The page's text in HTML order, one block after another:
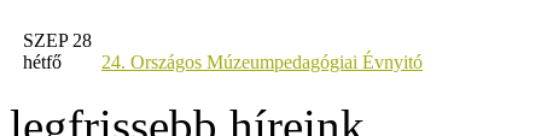
SZEP 28
hétfő
24. Országos Múzeumpedagógiai Évnyitó
legfrissebb híreink